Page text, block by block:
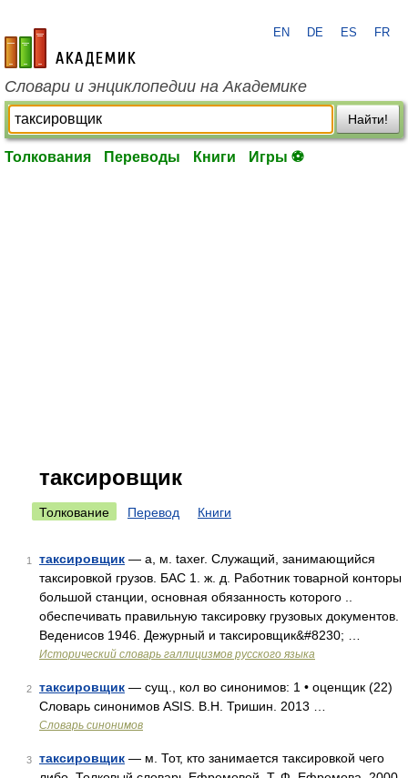
academic.ru
EN DE ES FR
Словари и энциклопедии на Академике
Найти!
Толкования Переводы Книги Игры ⚽
таксировщик
Толкование Перевод Книги
1 таксировщик — а, м. taxer. Служащий, занимающийся
таксировкой грузов. БАС 1. ж. д. Работник товарной конторы
большой станции, основная обязанность которого ..
обеспечивать правильную таксировку грузовых документов.
Веденисов 1946. Дежурный и таксировщик&#8230; …
Исторический словарь галлицизмов русского языка
2 таксировщик — сущ., кол во синонимов: 1 • оценщик (22)
Словарь синонимов ASIS. В.Н. Тришин. 2013 …
Словарь синонимов
3 таксировщик — м. Тот, кто занимается таксировкой чего